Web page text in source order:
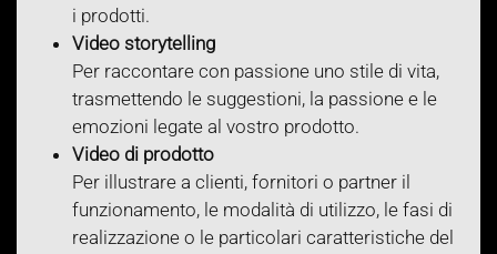
i prodotti.
Video storytelling
Per raccontare con passione uno stile di vita,
trasmettendo le suggestioni, la passione e le
emozioni legate al vostro prodotto.
Video di prodotto
Per illustrare a clienti, fornitori o partner il
funzionamento, le modalità di utilizzo, le fasi di
realizzazione o le particolari caratteristiche del